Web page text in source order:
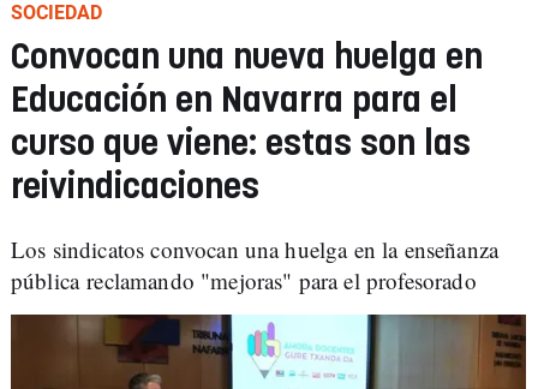
SOCIEDAD
Convocan una nueva huelga en
Educación en Navarra para el
curso que viene: estas son las
reivindicaciones
Los sindicatos convocan una huelga en la enseñanza
pública reclamando "mejoras" para el profesorado